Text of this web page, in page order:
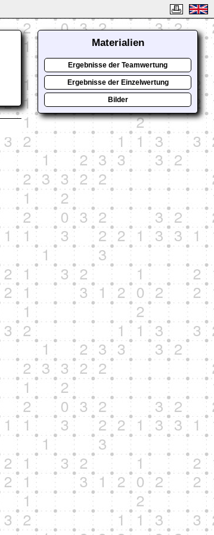
Materialien
Ergebnisse der Teamwertung
Ergebnisse der Einzelwertung
Bilder